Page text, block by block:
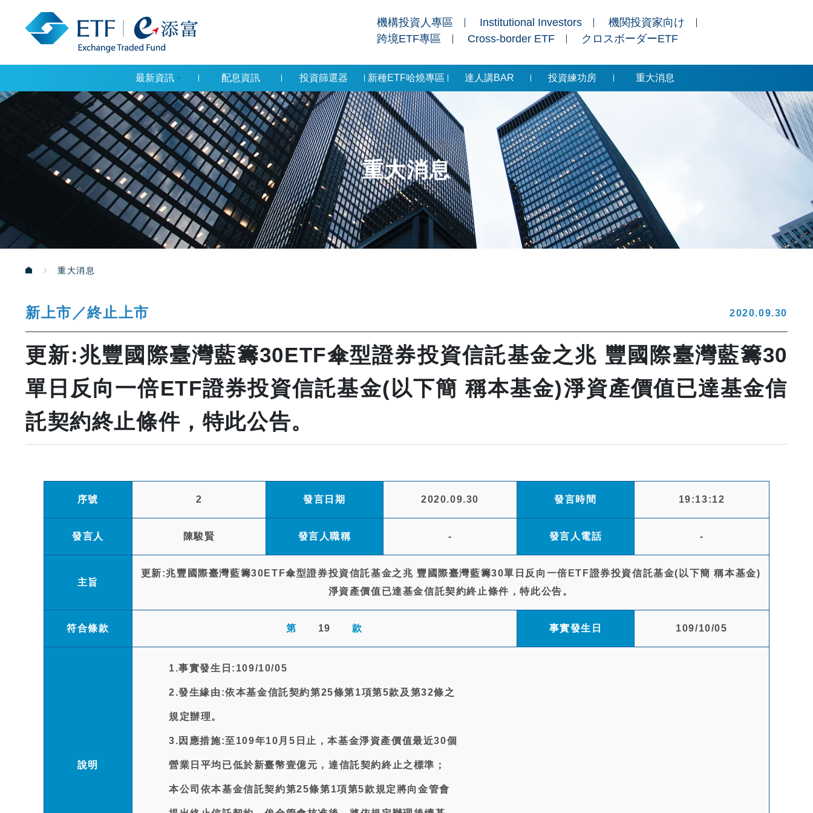
機構投資人專區 Institutional Investors
機関投資家向け
跨境ETF專區
Cross-border ETF クロスボーダーETF
最新資訊 配息資訊 投資篩選器 新種ETF哈燒專區 達人講BAR 投資練功房 重大消息
重大消息
重大消息
新上市／終止上市 2020.09.30
更新:兆豐國際臺灣藍籌30ETF傘型證券投資信託基金之兆 豐國際臺灣藍籌30
單日反向一倍ETF證券投資信託基金(以下簡 稱本基金)淨資產價值已達基金信
託契約終止條件，特此公告。
序號 2 發言日期 2020.09.30 發言時間 19:13:12
發言人 陳駿賢 發言人職稱 - 發言人電話 -
主旨
更新:兆豐國際臺灣藍籌30ETF傘型證券投資信託基金之兆 豐國際臺灣藍籌30單日反向一倍ETF證券投資信託基金(以下簡 稱本基金)
淨資產價值已達基金信託契約終止條件，特此公告。
符合條款 第 19 款 事實發生日 109/10/05
說明
1.事實發生日:109/10/05
2.發生緣由:依本基金信託契約第25條第1項第5款及第32條之
規定辦理。
3.因應措施:至109年10月5日止，本基金淨資產價值最近30個
營業日平均已低於新臺幣壹億元，達信託契約終止之標準；
本公司依本基金信託契約第25條第1項第5款規定將向金管會